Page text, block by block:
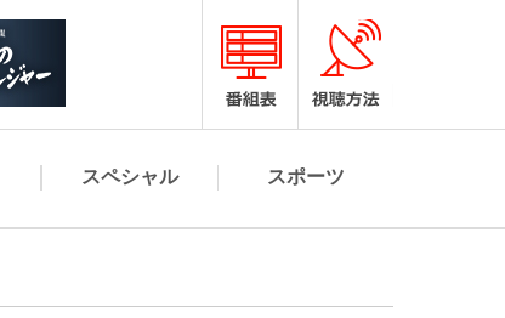
スペシャル スポーツ